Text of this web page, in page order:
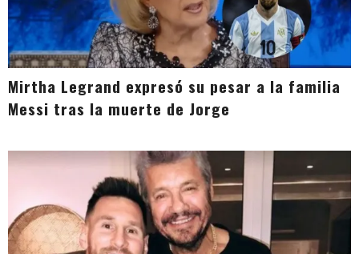
Mirtha Legrand expresó su pesar a la familia
Messi tras la muerte de Jorge